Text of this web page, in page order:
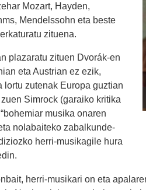
Mozart, Hayden,
Mendelssohn eta beste
zituena.
plazaratu zituen Dvorák-en
eta Austrian ez ezik,
zutenak Europa guztian
Simrock (garaiko kritika
musika onaren
nolabaiteko zabalkunde-
herri-musikagile hura
herri-musikari on eta